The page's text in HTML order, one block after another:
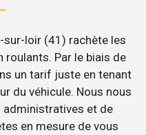
sur-loir (41) rachète les
roulants. Par le biais de
un tarif juste en tenant
du véhicule. Nous nous
et de
en mesure de vous